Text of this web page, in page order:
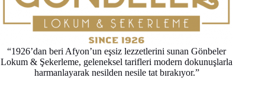
“1926’dan beri Afyon’un eşsiz lezzetlerini sunan Gönbeler
Lokum & Şekerleme, geleneksel tarifleri modern dokunuşlarla
harmanlayarak nesilden nesile tat bırakıyor.”